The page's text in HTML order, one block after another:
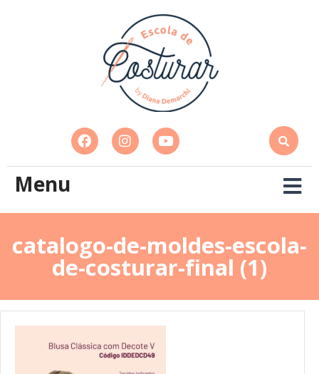
Menu
catalogo-de-moldes-escola-
de-costurar-final (1)